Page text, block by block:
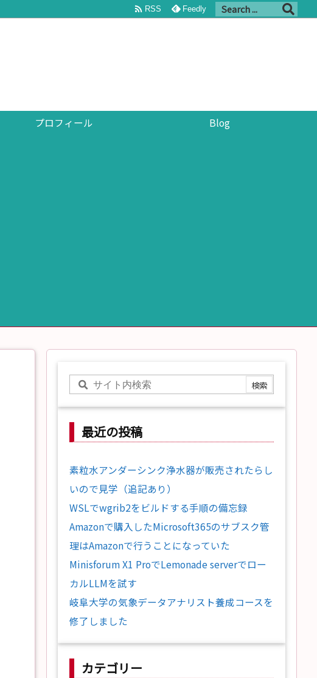
プロフィール Blog
 RSS Feedly
最近の投稿
素粒水アンダーシンク浄水器が販売されたらし
いので見学（追記あり）
WSLでwgrib2をビルドする手順の備忘録
Amazonで購入したMicrosoft365のサブスク管
理はAmazonで行うことになっていた
Minisforum X1 ProでLemonade serverでロー
カルLLMを試す
岐阜大学の気象データアナリスト養成コースを
修了しました
カテゴリー